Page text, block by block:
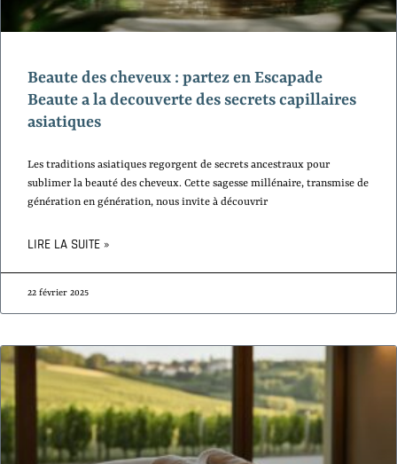
Beaute des cheveux : partez en Escapade
Beaute a la decouverte des secrets capillaires
asiatiques
Les traditions asiatiques regorgent de secrets ancestraux pour
sublimer la beauté des cheveux. Cette sagesse millénaire, transmise de
génération en génération, nous invite à découvrir
LIRE LA SUITE »
22 février 2025